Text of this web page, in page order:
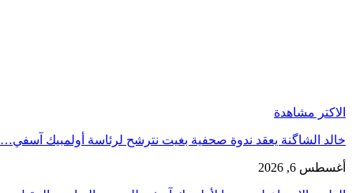
الاكتر مشاهدة
خالد الشاگنة يعقد ندوة صحفية بغيت نترشح لرئاسة أولمبيك آسفي…
أغسطس 6, 2026